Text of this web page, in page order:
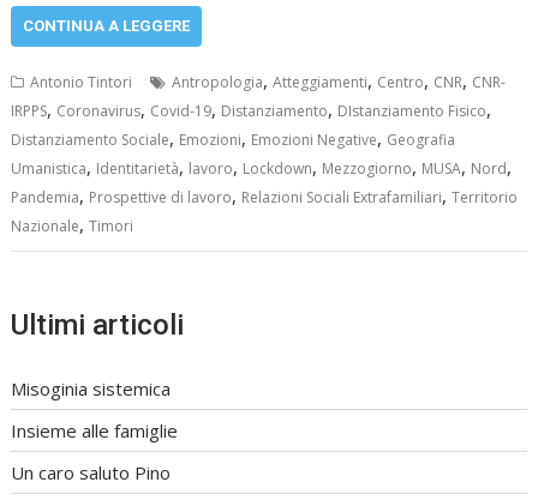
CONTINUA A LEGGERE
Antonio Tintori Antropologia,Atteggiamenti, Centro, CNR, CNR-
IRPPS, Coronavirus, Covid-19, Distanziamento, DIstanziamento Fisico,
Distanziamento Sociale, Emozioni, Emozioni Negative, Geografia
Umanistica, Identitarietà, lavoro, Lockdown, Mezzogiorno, MUSA, Nord,
Pandemia, Prospettive di lavoro, Relazioni Sociali Extrafamiliari,Territorio
Nazionale,Timori
Ultimi articoli
Misoginia sistemica
Insieme alle famiglie
Un caro saluto Pino